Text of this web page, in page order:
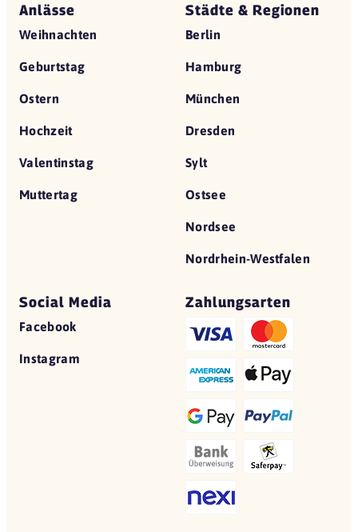
Anlässe
Weihnachten
Geburtstag
Ostern
Hochzeit
Valentinstag
Muttertag
Städte & Regionen
Berlin
Hamburg
München
Dresden
Sylt
Ostsee
Nordsee
Nordrhein-Westfalen
Social Media
Facebook
Instagram
Zahlungsarten